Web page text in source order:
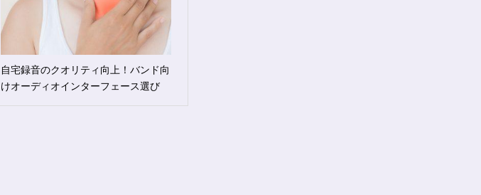
自宅録音のクオリティ向上！バンド向
けオーディオインターフェース選び